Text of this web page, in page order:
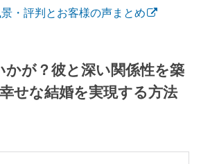
・評判とお客様の声まとめ
かが？彼と深い関係性を築
せな結婚を実現する方法